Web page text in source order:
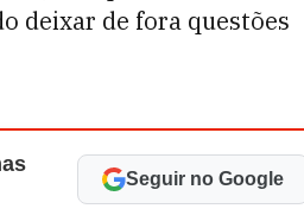
deixar de fora questões
Seguir no Google